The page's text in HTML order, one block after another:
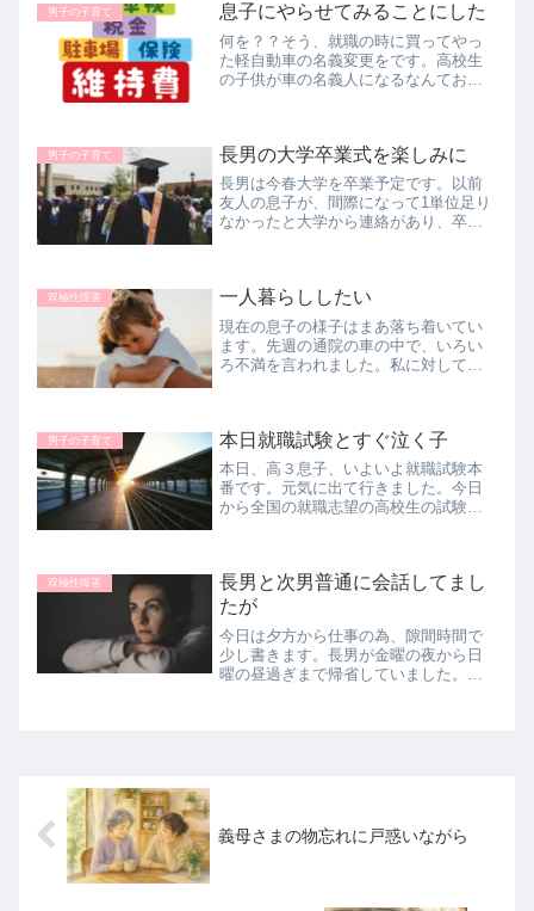
んでもやってみるもんです。
男子の子育て 息子にやらせてみることにした
何を？？そう、就職の時に買ってやっ
た軽自動車の名義変更をです。高校生
の子供が車の名義人になるなんておか
変更しようとしているかというと、自
動...
男子の子育て 長男の大学卒業式を楽しみに
長男は今春大学を卒業予定です。以前
友人の息子が、間際になって1単位足り
なかったと大学から連絡があり、卒業
ので、就職の内定とか、就職のための...
双極性障害 一人暮らししたい
現在の息子の様子はまあ落ち着いてい
ます。先週の通院の車の中で、いろい
ろ不満を言われました。私に対して
耳が遠くなってきて聞き返されてばっ
かり...
男子の子育て 本日就職試験とすぐ泣く子
本日、高３息子、いよいよ就職試験本
番です。元気に出て行きました。今日
から全国の就職志望の高校生の試験が
がんばれ( ｀ー´)ノ
双極性障害
長男と次男普通に会話してまし
たが
今日は夕方から仕事の為、隙間時間で
少し書きます。長男が金曜の夜から日
曜の昼過ぎまで帰省していました。お
義母さまの物忘れに戸惑いながら